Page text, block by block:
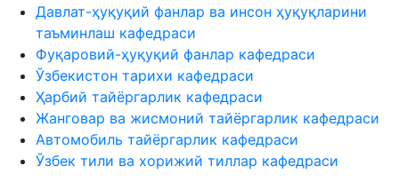
Давлат-ҳуқуқий фанлар ва инсон ҳуқуқларини
таъминлаш кафедраси
Фуқаровий-ҳуқуқий фанлар кафедраси
Ўзбекистон тарихи кафедраси
Ҳарбий тайёргарлик кафедраси
Жанговар ва жисмоний тайёргарлик кафедраси
Автомобиль тайёргарлик кафедраси
Ўзбек тили ва хорижий тиллар кафедраси